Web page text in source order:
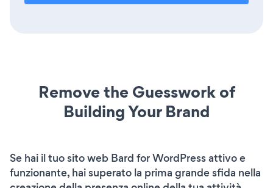
Remove the Guesswork of
Building Your Brand
Se hai il tuo sito web Bard for WordPress attivo e
funzionante, hai superato la prima grande sfida nella